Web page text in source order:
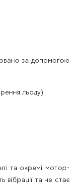
за допомогою
льоду).
та окремі мотор-
та не стає